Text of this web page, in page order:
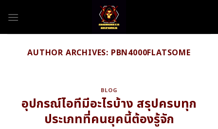
AUTHOR ARCHIVES: PBN4000FLATSOME
BLOG
อุปกรณ์ไอทีมีอะไรบ้าง สรุปครบทุก
ประเภทที่คนยุคนี้ต้องรู้จัก